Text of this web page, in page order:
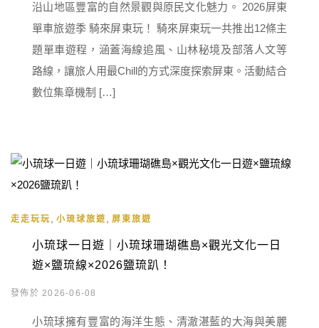
沿山地區豐富的自然景觀與原民文化魅力。 2026屏東
單車旅遊季 騎來屏東玩！ 騎來屏東玩一共推出12條主
題單車遊程，涵蓋海線追風、山林秘境及部落人文等
路線，讓旅人用最Chill的方式深度探索屏東。活動結合
數位集章機制 […]
走走玩玩 小琉球旅遊 屏東旅遊
小琉球一日遊｜小琉球珊瑚礁島×觀光文化一日
遊×鹽琉線×2026鹽琉趴！
發佈於 2026-06-08
小琉球擁有豐富的海洋生態、清澈湛藍的大海與美麗